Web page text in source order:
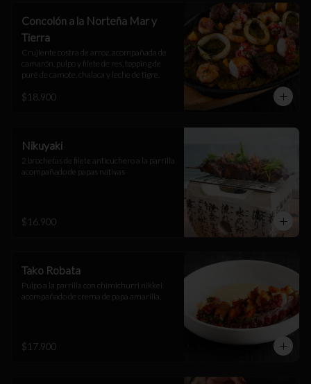
Concolón a la Norteña Mar y
Tierra
Crujiente costra de arroz, acompañada de
camarón, pulpo y filete de res, topping de
puré de camote, chalaca y leche de tigre.
$18.900
Nikuyaki
2 brochetas de filete anticuchero a la parrilla
acompañado de papas nativas
$16.900
Tako Robata
Pulpo a la parrilla con chimichurri nikkei
acompañado de crema de papa amarilla.
$17.900